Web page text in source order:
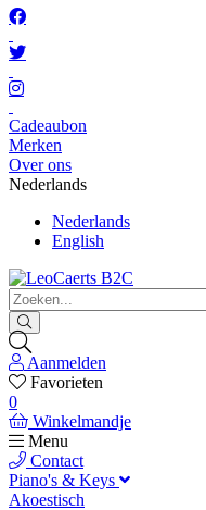
Cadeaubon
Merken
Over ons
Nederlands
Nederlands
English
Aanmelden
Favorieten
0
Winkelmandje
Menu
Contact
Piano's & Keys
Akoestisch